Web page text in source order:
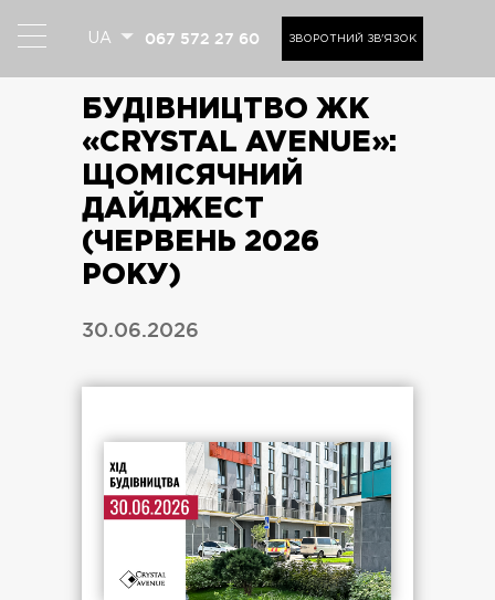
UA 067 572 27 60 ЗВОРОТНИЙ ЗВ'ЯЗОК
БУДІВНИЦТВО ЖК
«CRYSTAL AVENUE»:
ЩОМІСЯЧНИЙ
ДАЙДЖЕСТ
(ЧЕРВЕНЬ 2026
РОКУ)
30.06.2026